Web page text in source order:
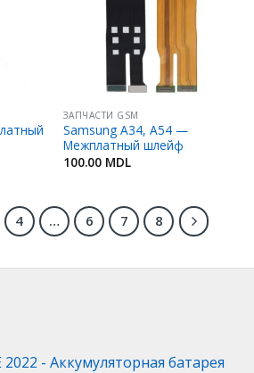
ЗАПЧАСТИ GSM
Samsung A34, A54 —
Межплатный шлейф
100.00 MDL
4 … 6 7 8
2022 - Аккумуляторная батарея